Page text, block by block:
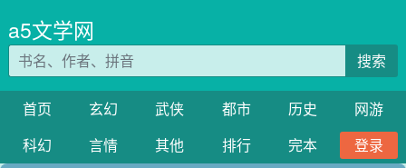
a5文学网
搜索
首页 玄幻 武侠 都市 历史
网游
科幻
言情 其他 排行 完本
登录